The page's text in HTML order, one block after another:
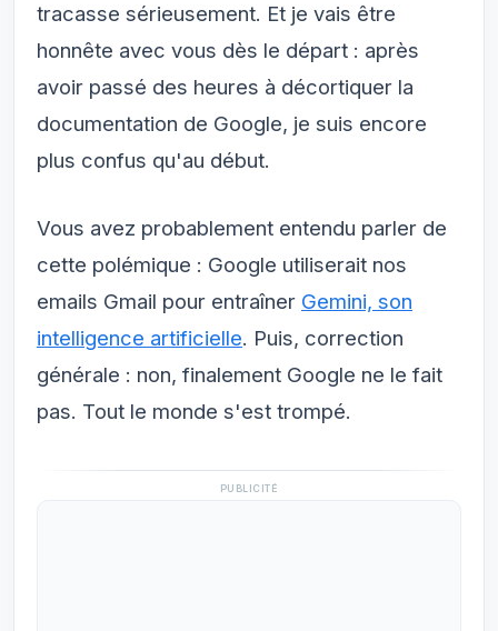
tracasse sérieusement. Et je vais être
honnête avec vous dès le départ : après
avoir passé des heures à décortiquer la
documentation de Google, je suis encore
plus confus qu'au début.
Vous avez probablement entendu parler de
cette polémique : Google utiliserait nos
emails Gmail pour entraîner Gemini, son
intelligence artificielle. Puis, correction
générale : non, finalement Google ne le fait
pas. Tout le monde s'est trompé.
PUBLICITÉ